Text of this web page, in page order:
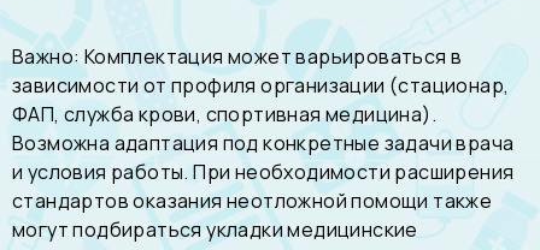
Важно: Комплектация может варьироваться в
зависимости от профиля организации (стационар,
ФАП, служба крови, спортивная медицина).
Возможна адаптация под конкретные задачи врача
и условия работы. При необходимости расширения
стандартов оказания неотложной помощи также
могут подбиратьсяукладки медицинские